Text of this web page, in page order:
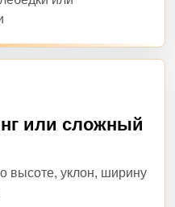
или сложный
высоте, уклон, ширину